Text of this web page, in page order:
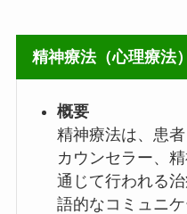
精神療法（心理療法）
概要
精神療法は、患
カウンセラー、
通じて行われる
語的なコミュニ